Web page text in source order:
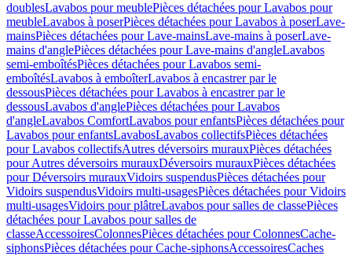
doublesLavabos pour meublePièces détachées pour Lavabos pour
meubleLavabos à poserPièces détachées pour Lavabos à poserLave-
mainsPièces détachées pour Lave-mainsLave-mains à poserLave-
mains d'anglePièces détachées pour Lave-mains d'angleLavabos
semi-emboîtésPièces détachées pour Lavabos semi-
emboîtésLavabos à emboîterLavabos à encastrer par le
dessousPièces détachées pour Lavabos à encastrer par le
dessousLavabos d'anglePièces détachées pour Lavabos
d'angleLavabos ComfortLavabos pour enfantsPièces détachées pour
Lavabos pour enfantsLavabosLavabos collectifsPièces détachées
pour Lavabos collectifsAutres déversoirs murauxPièces détachées
pour Autres déversoirs murauxDéversoirs murauxPièces détachées
pour Déversoirs murauxVidoirs suspendusPièces détachées pour
Vidoirs suspendusVidoirs multi-usagesPièces détachées pour Vidoirs
multi-usagesVidoirs pour plâtreLavabos pour salles de classePièces
détachées pour Lavabos pour salles de
classeAccessoiresColonnesPièces détachées pour ColonnesCache-
siphonsPièces détachées pour Cache-siphonsAccessoiresCaches